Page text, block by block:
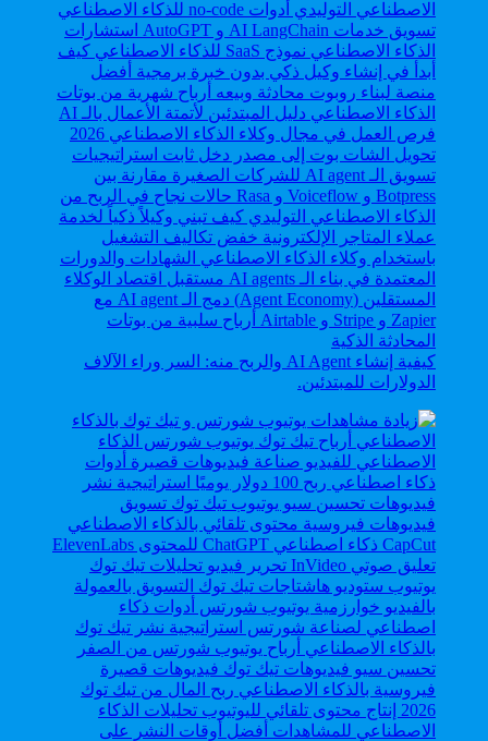
كيفية إنشاء AI Agent والربح منه: السر وراء الآلاف
الدولارات للمبتدئين.